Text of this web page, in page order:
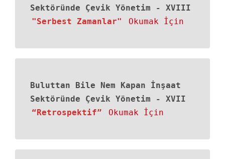
Sektöründe Çevik Yönetim - XVIII
"Serbest Zamanlar"
Okumak İçin
Buluttan Bile Nem Kapan İnşaat
Sektöründe Çevik Yönetim - XVII
“Retrospektif”
Okumak İçin